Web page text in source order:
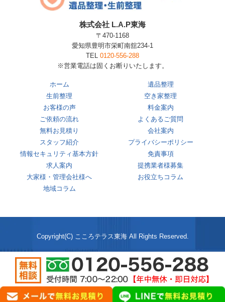
株式会社 L.A.P東海
〒470-1168
愛知県豊明市栄町南舘234-1
TEL 0120-556-288
※営業電話は固くお断りいたします。
ホーム
遺品整理
生前整理
空き家整理
お客様の声
料金案内
ご依頼の流れ
よくあるご質問
無料お見積り
会社案内
スタッフ紹介
プライバシーポリシー
情報セキュリティ基本方針
免責事項
求人案内
提携業者様募集
大家様・管理会社様へ
お役立ちコラム
地域コラム
Copyright(C) こころテラス東海 All Rights Reserved.